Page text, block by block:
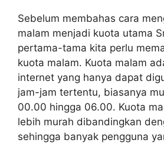
Sebelum membahas cara
malam menjadi kuota utama
pertama-tama kita perlu
kuota malam. Kuota malam
internet yang hanya dapat
jam-jam tertentu, biasanya
00.00 hingga 06.00. Kuota
lebih murah dibandingkan
sehingga banyak pengguna